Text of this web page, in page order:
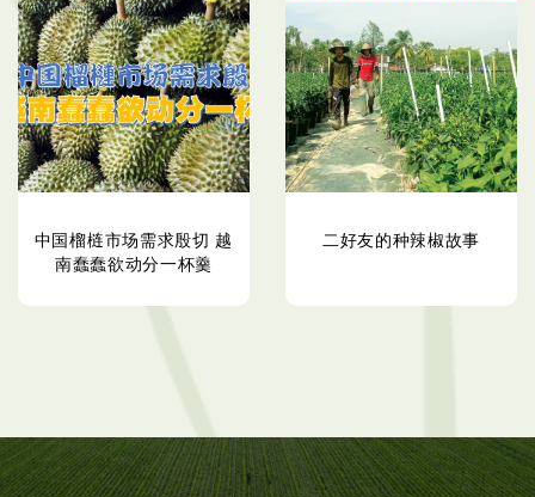
中国榴梿市场需求殷切 越
南蠢蠢欲动分一杯羹
二好友的种辣椒故事